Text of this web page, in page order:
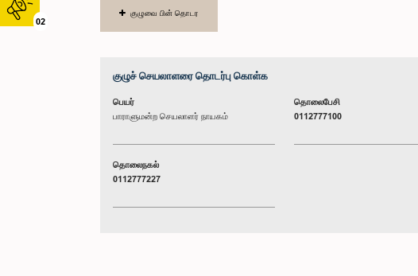
02
குழுவை பின் தொடர
குழுச் செயலாளரை தொடர்பு கொள்க
பெயர்
பாராளுமன்ற செயலாளர் நாயகம்
தொலைபேசி
0112777100
தொலைநகல்
0112777227